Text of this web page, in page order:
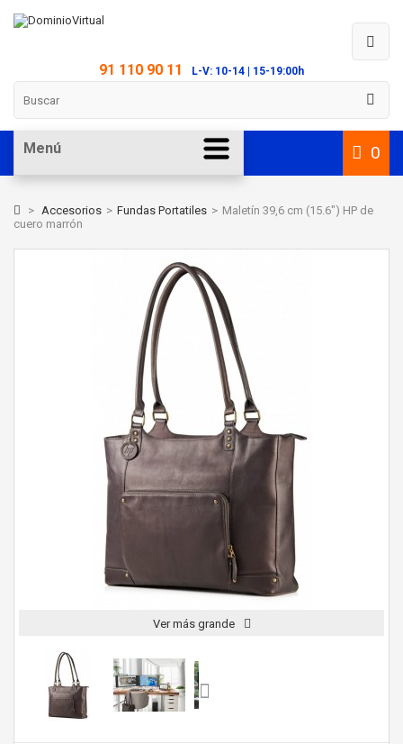
91 110 90 11 L-V: 10-14 | 15-19:00h
0
Menú
> Accesorios > Fundas Portatiles > Maletín 39,6 cm (15.6") HP de
cuero marrón
Ver más grande